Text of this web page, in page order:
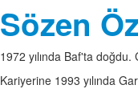
Sözen
1972 yılında Baf'ta
Kariyerine 1993 yılında